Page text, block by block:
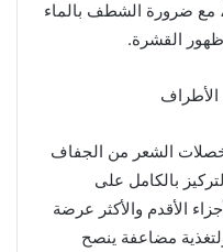
مع ضرورة الشطف بالماء
القشرة.
خصلات الشعر من الجفاف
بالكامل على
الأقدم والأكثر عرضة
مضاعفة ينصح